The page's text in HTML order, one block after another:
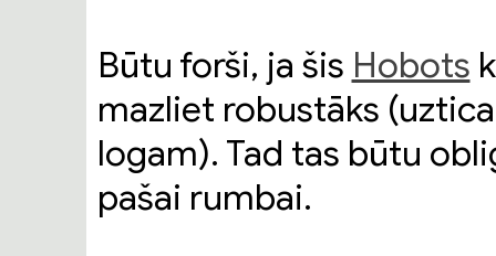
Būtu forši, ja šis Hobots
mazliet robustāks
logam). Tad tas būtu
pašai rumbai.